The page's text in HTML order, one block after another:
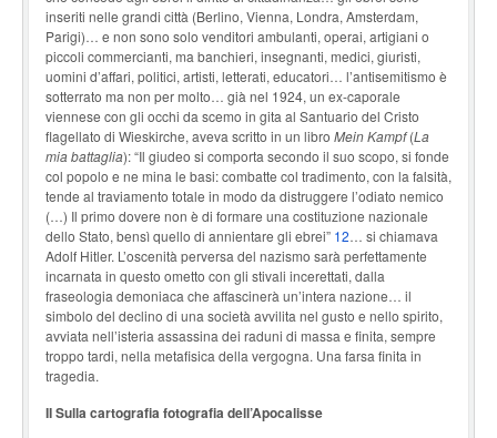
inseriti nelle grandi città (Berlino, Vienna, Londra, Amsterdam,
Parigi)… e non sono solo venditori ambulanti, operai, artigiani o
piccoli commercianti, ma banchieri, insegnanti, medici, giuristi,
uomini d’affari, politici, artisti, letterati, educatori… l’antisemitismo è
sotterrato ma non per molto… già nel 1924, un ex-caporale
viennese con gli occhi da scemo in gita al Santuario del Cristo
flagellato di Wieskirche, aveva scritto in un libro Mein Kampf(La
mia battaglia): “Il giudeo si comporta secondo il suo scopo, si fonde
col popolo e ne mina le basi: combatte col tradimento, con la falsità,
tende al traviamento totale in modo da distruggere l’odiato nemico
(…) Il primo dovere non è di formare una costituzione nazionale
dello Stato, bensì quello di annientare gli ebrei” 12… si chiamava
Adolf Hitler. L’oscenità perversa del nazismo sarà perfettamente
incarnata in questo ometto con gli stivali incerettati, dalla
fraseologia demoniaca che affascinerà un’intera nazione… il
simbolo del declino di una società avvilita nel gusto e nello spirito,
avviata nell’isteria assassina dei raduni di massa e finita, sempre
troppo tardi, nella metafisica della vergogna. Una farsa finita in
tragedia.
II Sulla cartografia fotografia dell’Apocalisse